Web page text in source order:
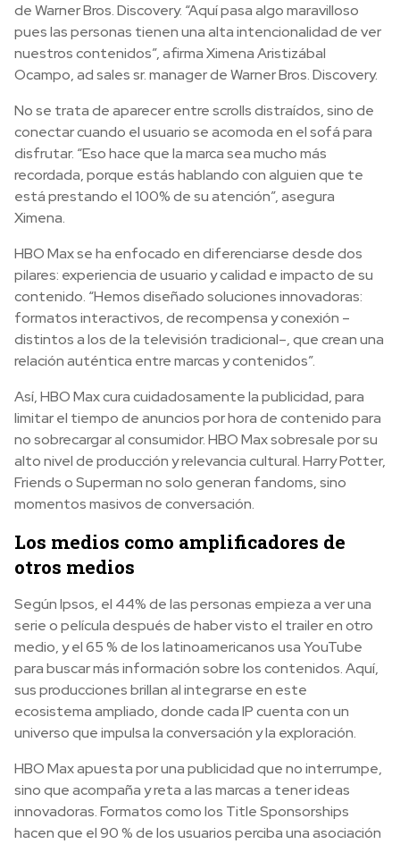
de Warner Bros. Discovery. “Aquí pasa algo maravilloso
pues las personas tienen una alta intencionalidad de ver
nuestros contenidos”, afirma Ximena Aristizábal
Ocampo, ad sales sr. manager de Warner Bros. Discovery.
No se trata de aparecer entre scrolls distraídos, sino de
conectar cuando el usuario se acomoda en el sofá para
disfrutar. “Eso hace que la marca sea mucho más
recordada, porque estás hablando con alguien que te
está prestando el 100% de su atención”, asegura
Ximena.
HBO Max se ha enfocado en diferenciarse desde dos
pilares: experiencia de usuario y calidad e impacto de su
contenido. “Hemos diseñado soluciones innovadoras:
formatos interactivos, de recompensa y conexión –
distintos a los de la televisión tradicional–, que crean una
relación auténtica entre marcas y contenidos”.
Así, HBO Max cura cuidadosamente la publicidad, para
limitar el tiempo de anuncios por hora de contenido para
no sobrecargar al consumidor. HBO Max sobresale por su
alto nivel de producción y relevancia cultural. Harry Potter,
Friends o Superman no solo generan fandoms, sino
momentos masivos de conversación.
Los medios como amplificadores de
otros medios
Según Ipsos, el 44% de las personas empieza a ver una
serie o película después de haber visto el trailer en otro
medio, y el 65 % de los latinoamericanos usa YouTube
para buscar más información sobre los contenidos. Aquí,
sus producciones brillan al integrarse en este
ecosistema ampliado, donde cada IP cuenta con un
universo que impulsa la conversación y la exploración.
HBO Max apuesta por una publicidad que no interrumpe,
sino que acompaña y reta a las marcas a tener ideas
innovadoras. Formatos como los Title Sponsorships
hacen que el 90 % de los usuarios perciba una asociación